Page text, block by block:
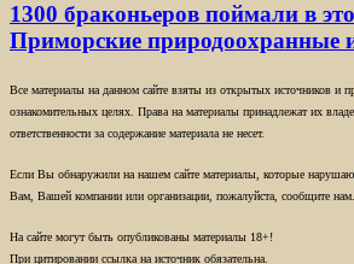
1300 браконьеров поймали в
Приморские природоохранные
Все материалы на данном сайте взяты из открытых источников и
ознакомительных целях. Права на материалы принадлежат их
ответственности за содержание материала не несет.
Если Вы обнаружили на нашем сайте материалы, которые
Вам, Вашей компании или организации, пожалуйста, сообщите нам.
На сайте могут быть опубликованы материалы 18+!
При цитировании ссылка на источник обязательна.